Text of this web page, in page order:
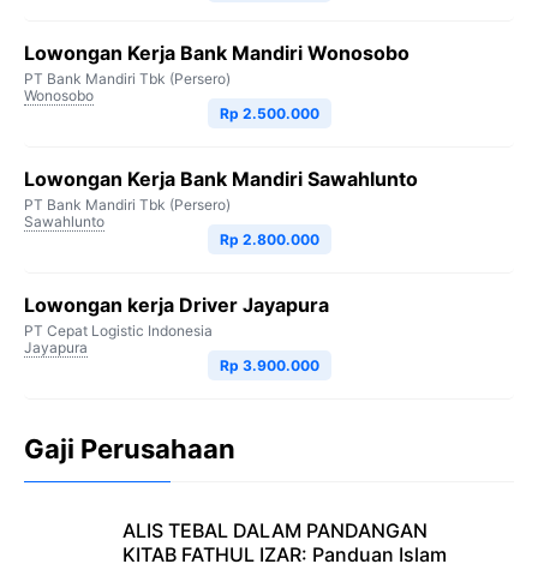
Lowongan Kerja Bank Mandiri Wonosobo
PT Bank Mandiri Tbk (Persero)
Wonosobo
Rp 2.500.000
Lowongan Kerja Bank Mandiri Sawahlunto
PT Bank Mandiri Tbk (Persero)
Sawahlunto
Rp 2.800.000
Lowongan kerja Driver Jayapura
PT Cepat Logistic Indonesia
Jayapura
Rp 3.900.000
Gaji Perusahaan
ALIS TEBAL DALAM PANDANGAN
KITAB FATHUL IZAR: Panduan Islam